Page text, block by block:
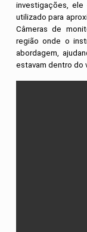
investigações,
utilizado para
Câmeras de
região onde o
abordagem,
estavam dentro do